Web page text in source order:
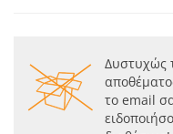
Δυστυχώς
το email